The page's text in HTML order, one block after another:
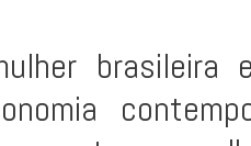
brasileira